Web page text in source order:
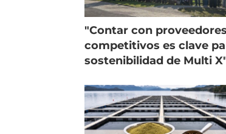
"Contar con
competitivos es clave
sostenibilidad de Multi